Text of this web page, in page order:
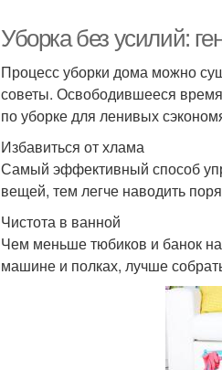
Уборка без усилий:
Процесс уборки дома можно
советы. Освободившееся
по уборке для ленивых
Избавиться от хлама
Самый эффективный способ
вещей, тем легче наводить
Чистота в ванной
Чем меньше тюбиков и банок
машине и полках, лучше